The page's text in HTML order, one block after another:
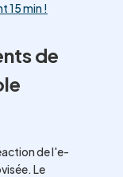
15 min !
de
de l'e-
Le